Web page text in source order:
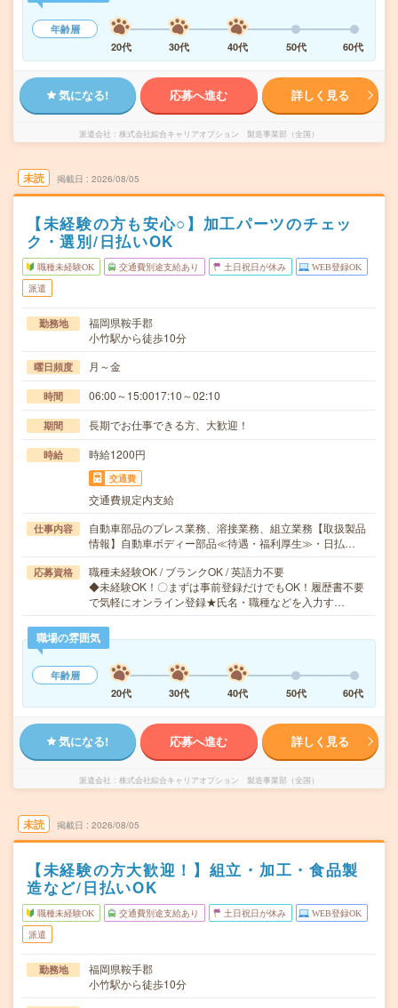
年齢層
20代
30代 40代 50代 60代
気になる! 応募へ進む 詳しく見る
派遣会社 株式会社綜合キャリアオプション 製造事業部（全国）
未読 掲載日 2026/08/05
【未経験の方も安心○】加工パーツのチェッ
ク・選別/日払いOK
職種未経験OK 交通費別途支給あり 土日祝日が休み WEB登録OK
派遣
勤務地
福岡県鞍手郡
小竹駅から徒歩10分
曜日頻度 月～金
時間 06:00～15:0017:10～02:10
期間 長期でお仕事できる方、大歓迎！
時給 時給1200円
交通費
交通費規定内支給
仕事内容
自動車部品のプレス業務、溶接業務、組立業務【取扱製品
情報】自動車ボディー部品≪待遇・福利厚生≫・日払…
応募資格
職種未経験OK / ブランクOK / 英語力不要
◆未経験OK！〇まずは事前登録だけでもOK！履歴書不要
で気軽にオンライン登録★氏名・職種などを入力す…
職場の雰囲気
年齢層
20代
30代 40代 50代 60代
気になる! 応募へ進む 詳しく見る
派遣会社 株式会社綜合キャリアオプション 製造事業部（全国）
未読 掲載日 2026/08/05
【未経験の方大歓迎！】組立・加工・食品製
造など/日払いOK
職種未経験OK 交通費別途支給あり 土日祝日が休み WEB登録OK
派遣
勤務地
福岡県鞍手郡
小竹駅から徒歩10分